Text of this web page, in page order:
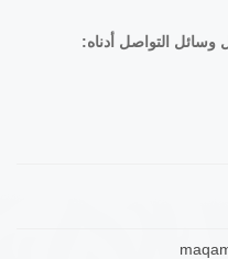
وسائل التواصل أدناه: